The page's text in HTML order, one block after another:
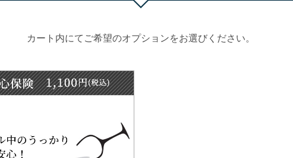
カート内にてご希望のオプションをお選びください。